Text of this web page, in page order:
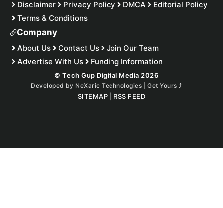
Disclaimer Privacy Policy DMCA
Editorial Policy
Terms & Conditions
Company
About Us Contact Us
Join Our Team
Advertise With Us
Funding Information
© Tech Gup Digital Media 2026
Developed by NeXaric Technologies | Get Yours ⤴︎
SITEMAP RSS FEED